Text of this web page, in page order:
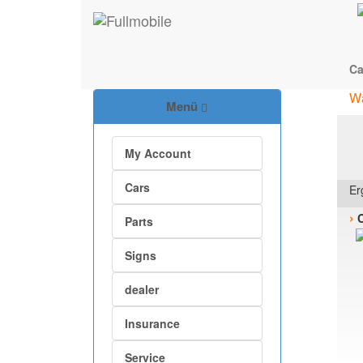
Menü
My Account
Cars
Parts
Signs
dealer
Insurance
Service
›